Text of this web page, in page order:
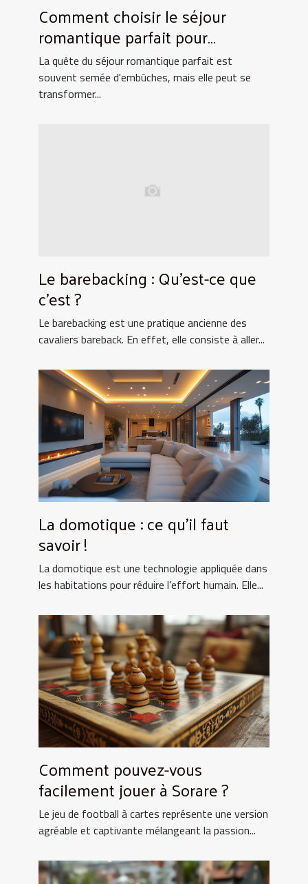
Comment choisir le séjour
romantique parfait pour
surprendre votre partenaire
La quête du séjour romantique parfait est
souvent semée d'embûches, mais elle peut se
transformer...
Le barebacking : Qu’est-ce que
c’est ?
Le barebacking est une pratique ancienne des
cavaliers bareback. En effet, elle consiste à aller...
La domotique : ce qu’il faut
savoir !
La domotique est une technologie appliquée dans
les habitations pour réduire l’effort humain. Elle...
Comment pouvez-vous
facilement jouer à Sorare ?
Le jeu de football à cartes représente une version
agréable et captivante mélangeant la passion...